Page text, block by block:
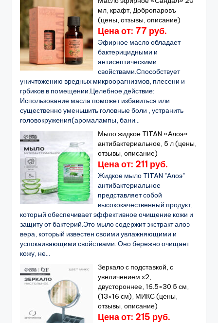
мл, крафт, Добропаровъ
(цены, отзывы, описание)
Цена от: 77 руб.
Эфирное масло обладает
бактерицидными и
антисептическими
свойствами.Способствует
уничтожению вредных микроорагнизмов, плесени и
грбиков в помещении.Целебное действие:
Использование масла поможет избавиться или
существенно уменьшить головные боли , устранить
головокружения(аромалампы, бани...
Мыло жидкое TITAN «Алоэ»
антибактериальное, 5 л (цены,
отзывы, описание)
Цена от: 211 руб.
Жидкое мыло TITAN "Алоэ"
антибактериальное
представляет собой
высококачественный продукт,
который обеспечивает эффективное очищение кожи и
защиту от бактерий.Это мыло содержит экстракт алоэ
вера, который известен своими увлажняющими и
успокаивающими свойствами. Оно бережно очищает
кожу, не...
Зеркало с подставкой, с
увеличением х2,
двустороннее, 16.5×30.5 см,
(13×16 см), МИКС (цены,
отзывы, описание)
Цена от: 215 руб.